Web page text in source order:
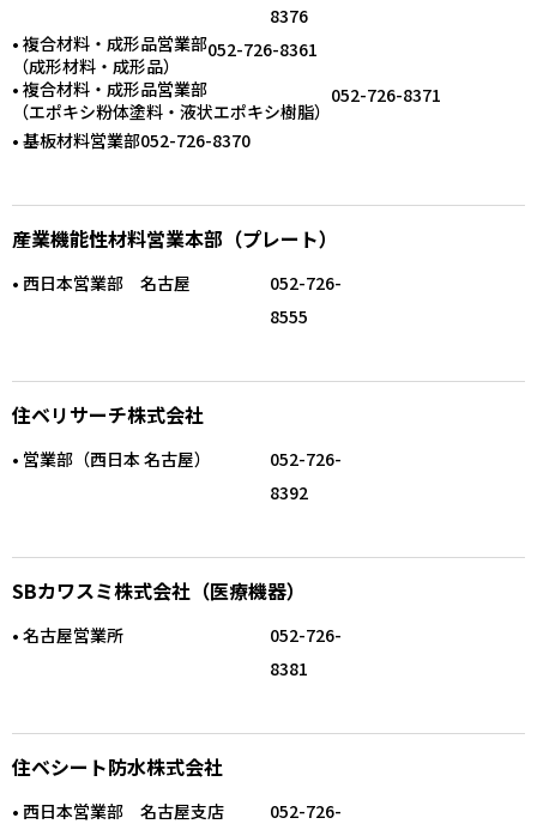
8376
• 複合材料・成形品営業部
（成形材料・成形品）
052-726-8361
• 複合材料・成形品営業部
（エポキシ粉体塗料・液状エポキシ樹脂）
052-726-8371
• 基板材料営業部052-726-8370
産業機能性材料営業本部（プレート）
• 西日本営業部 名古屋
052-726-
8555
住ベリサーチ株式会社
• 営業部（西日本 名古屋）
052-726-
8392
SBカワスミ株式会社（医療機器）
• 名古屋営業所
052-726-
8381
住ベシート防水株式会社
• 西日本営業部 名古屋支店
052-726-